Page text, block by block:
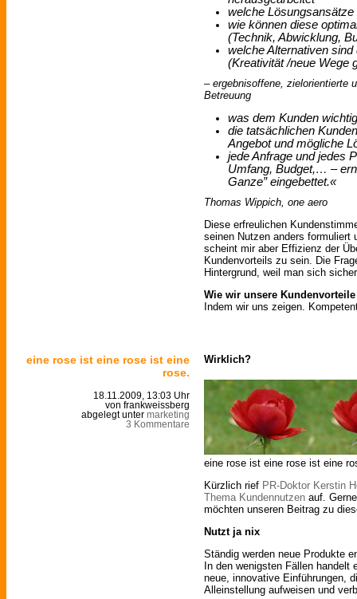
welche Lösungsansätze
wie können diese
(Technik, Abwicklung,
welche Alternativen
(Kreativität /neue Wege
– ergebnisoffene, zielorientierte
Betreuung
was dem Kunden
die tatsächlichen
Angebot und mögliche
jede Anfrage und jedes
Umfang, Budget,… –
Ganze” eingebettet.«
Thomas Wippich, one aero
Diese erfreulichen
seinen Nutzen anders formuliert
scheint mir aber Effizienz der
Kundenvorteils zu sein. Die
Hintergrund, weil man sich
Wie wir unsere
Indem wir uns zeigen.
eine rose ist eine rose ist eine
rose.
18.11.2009, 13:03 Uhr
von frankweissberg
abgelegt unter marketing
3 Kommentare
Wirklich?
eine rose ist eine rose ist eine
Kürzlich rief PR-Doktor Kerstin
Thema Kundennutzen auf.
möchten unseren Beitrag zu
Nutzt ja nix
Ständig werden neue Produkte
In den wenigsten Fällen handelt
neue, innovative Einführungen,
Alleinstellung aufweisen und